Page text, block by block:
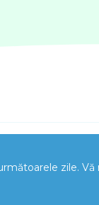
zile.